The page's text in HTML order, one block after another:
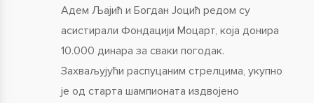
Адем Љајић и Богдан Јоцић редом су
асистирали Фондацији Моцарт, која донира
10.000 динара за сваки погодак.
Захваљујући распуцаним стрелцима, укупно
је од старта шампионата издвојено